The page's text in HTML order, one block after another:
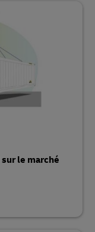
le marché